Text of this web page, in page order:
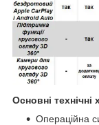
Основні технічні
Операційна